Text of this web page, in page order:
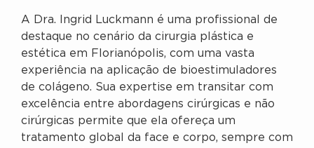
A Dra. Ingrid Luckmann é uma profissional de
destaque no cenário da cirurgia plástica e
estética em Florianópolis, com uma vasta
experiência na aplicação de bioestimuladores
de colágeno. Sua expertise em transitar com
excelência entre abordagens cirúrgicas e não
cirúrgicas permite que ela ofereça um
tratamento global da face e corpo, sempre com